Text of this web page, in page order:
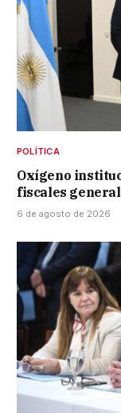
POLÍTICA
Oxígeno
fiscales
6 de agosto de 2026